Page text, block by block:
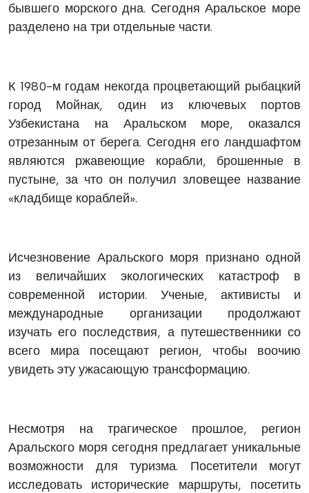
бывшего морского дна. Сегодня Аральское море
разделено на три отдельные части.
К 1980-м годам некогда процветающий рыбацкий
город Мойнак, один из ключевых портов
Узбекистана на Аральском море, оказался
отрезанным от берега. Сегодня его ландшафтом
являются ржавеющие корабли, брошенные в
пустыне, за что он получил зловещее название
«кладбище кораблей».
Исчезновение Аральского моря признано одной
из величайших экологических катастроф в
современной истории. Ученые, активисты и
международные организации продолжают
изучать его последствия, а путешественники со
всего мира посещают регион, чтобы воочию
увидеть эту ужасающую трансформацию.
Несмотря на трагическое прошлое, регион
Аральского моря сегодня предлагает уникальные
возможности для туризма. Посетители могут
исследовать исторические маршруты, посетить